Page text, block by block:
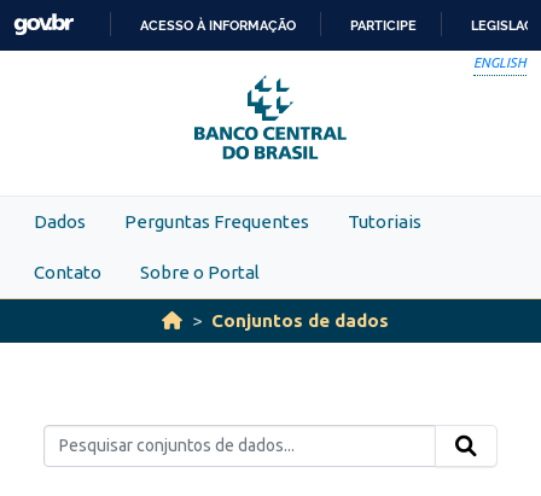
Skip to main content
PARA
O
CONTEÚDO
ACESSO À INFORMAÇÃO PARTICIPE
ENGLISH
Dados Perguntas Frequentes Tutoriais
Contato Sobre o Portal
Conjuntos de dados